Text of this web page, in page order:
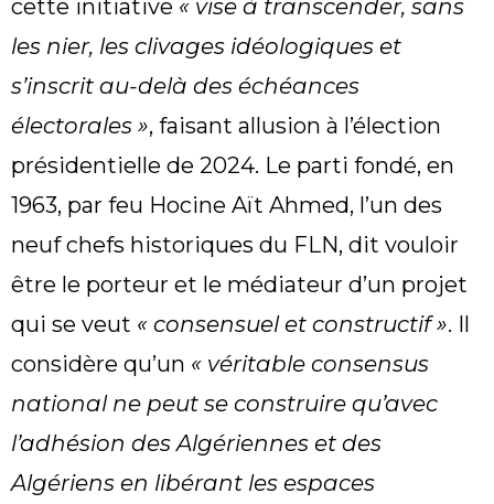
cette initiative « vise à transcender, sans
les nier, les clivages idéologiques et
s’inscrit au-delà des échéances
électorales », faisant allusion à l’élection
présidentielle de 2024. Le parti fondé, en
1963, par feu Hocine Aït Ahmed, l’un des
neuf chefs historiques du FLN, dit vouloir
être le porteur et le médiateur d’un projet
qui se veut « consensuel et constructif ». Il
considère qu’un « véritable consensus
national ne peut se construire qu’avec
l’adhésion des Algériennes et des
Algériens en libérant les espaces